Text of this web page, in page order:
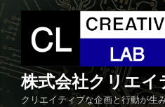
コ
ン
テ
ン
ツ
株式会社クリエ
クリエイティブな企画と行動が生